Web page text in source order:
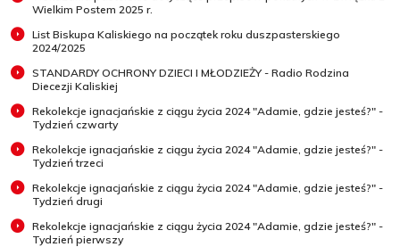
Wielkim Postem 2025 r.
List Biskupa Kaliskiego na początek roku duszpasterskiego
2024/2025
STANDARDY OCHRONY DZIECI I MŁODZIEŻY - Radio Rodzina
Diecezji Kaliskiej
Rekolekcje ignacjańskie z ciągu życia 2024 "Adamie, gdzie jesteś?" -
Tydzień czwarty
Rekolekcje ignacjańskie z ciągu życia 2024 "Adamie, gdzie jesteś?" -
Tydzień trzeci
Rekolekcje ignacjańskie z ciągu życia 2024 "Adamie, gdzie jesteś?" -
Tydzień drugi
Rekolekcje ignacjańskie z ciągu życia 2024 "Adamie, gdzie jesteś?" -
Tydzień pierwszy